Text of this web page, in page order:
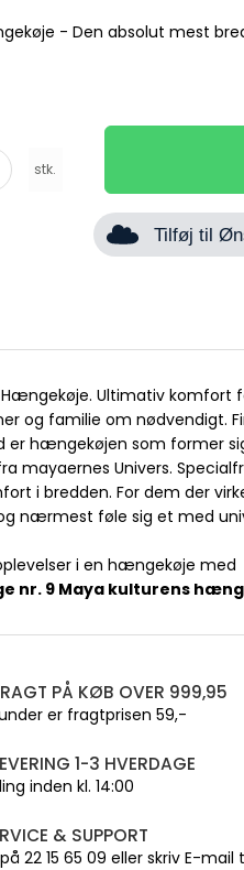
- Den absolut mest
stk.
Tilføj til
Hængekøje. Ultimativ komfort
og familie om nødvendigt.
er hængekøjen som former
mayaernes Univers.
i bredden. For dem der
nærmest føle sig et med
i en hængekøje med
nr. 9 Maya kulturens
PÅ KØB OVER 999,95
er fragtprisen 59,-
1-3 HVERDAGE
inden kl. 14:00
& SUPPORT
22 15 65 09 eller skriv E-